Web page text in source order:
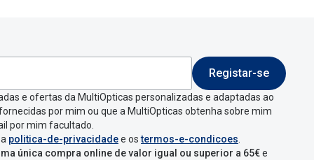
aparecer e
Registar-se
e ofertas da MultiOpticas personalizadas e adaptadas ao
por mim ou que a MultiOpticas obtenha sobre mim
por mim facultado.
politica-de-privacidadee ostermos-e-condicoes
única compra online de valor igual ou superior a 65€e